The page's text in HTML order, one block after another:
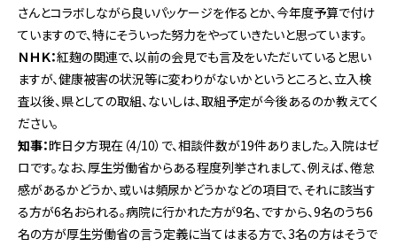
さんとコラボしながら良いパッケージを作るとか、今年度予算で付け
ていますので、特にそういった努力をやっていきたいと思っています。
ＮＨＫ：紅麹の関連で、以前の会見でも言及をいただいていると思い
ますが、健康被害の状況等に変わりがないかというところと、立入検
査以後、県としての取組、ないしは、取組予定が今後あるのか教えてく
ださい。
知事：昨日夕方現在（4/10）で、相談件数が19件ありました。入院はゼ
ロです。なお、厚生労働省からある程度列挙されまして、例えば、倦怠
感があるかどうか、或いは頻尿かどうかなどの項目で、それに該当す
る方が6名おられる。病院に行かれた方が9名、ですから、9名のうち6
名の方が厚生労働省の言う定義に当てはまる方で、3名の方はそうで